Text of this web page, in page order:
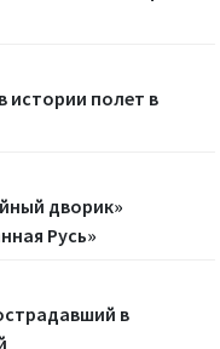
истории полет в
дворик»
Русь»
в